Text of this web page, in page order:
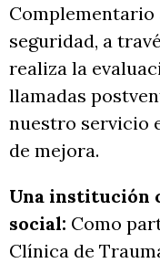
Complementario
seguridad, a
realiza la
llamadas
nuestro servicio
de mejora.
Una institución
social: Como
Clínica de